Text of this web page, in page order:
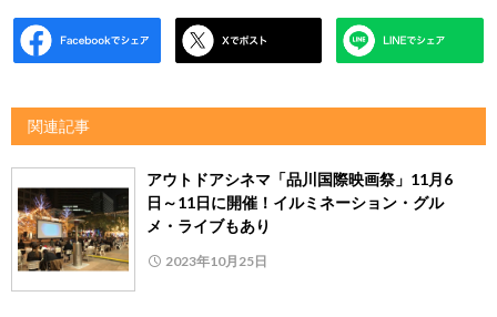
関連記事
アウトドアシネマ「品川国際映画祭」11月6
日～11日に開催！イルミネーション・グル
メ・ライブもあり
2023年10月25日